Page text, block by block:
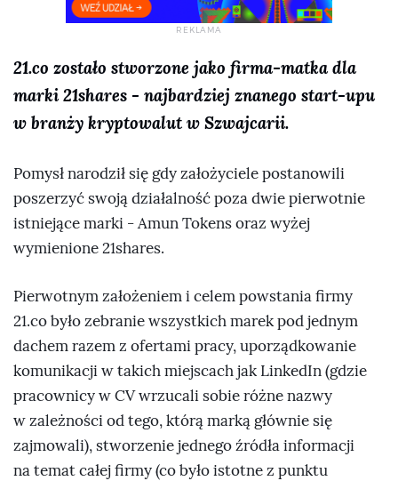
21.co zostało stworzone jako firma-matka dla
marki 21shares - najbardziej znanego start-upu
w branży kryptowalut w Szwajcarii.
Pomysł narodził się gdy założyciele postanowili
poszerzyć swoją działalność poza dwie pierwotnie
istniejące marki - Amun Tokens oraz wyżej
wymienione 21shares.
Pierwotnym założeniem i celem powstania firmy
21.co było zebranie wszystkich marek pod jednym
dachem razem z ofertami pracy, uporządkowanie
komunikacji w takich miejscach jak LinkedIn (gdzie
pracownicy w CV wrzucali sobie różne nazwy
w zależności od tego, którą marką głównie się
zajmowali), stworzenie jednego źródła informacji
na temat całej firmy (co było istotne z punktu